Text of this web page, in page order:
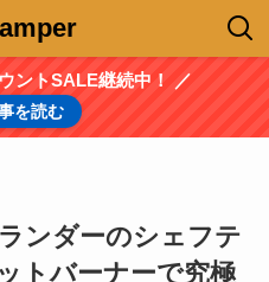
ントSALE継続中！ ／
を読む
ランダーのシェフテ
トバーナーで究極